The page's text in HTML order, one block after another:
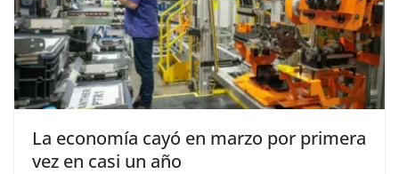
La economía cayó en marzo por primera
vez en casi un año